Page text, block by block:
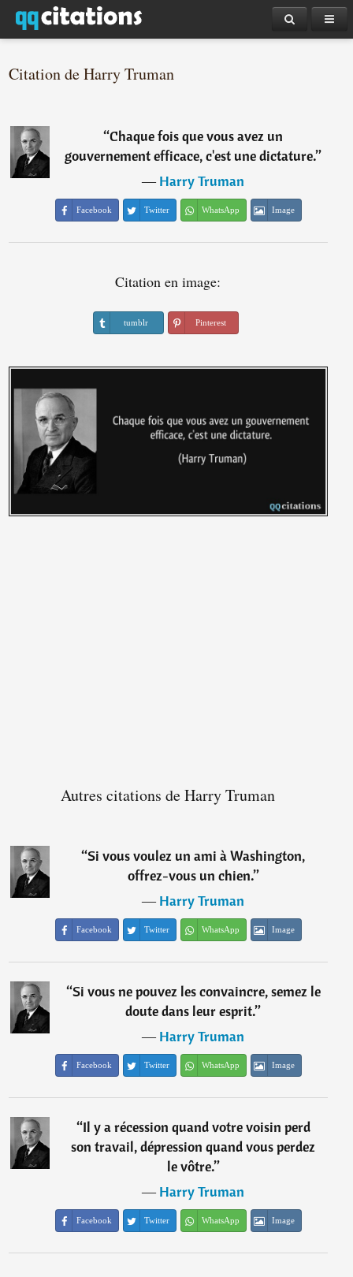
Citation de Harry Truman
“Chaque fois que vous avez un
gouvernement efficace, c'est une dictature.”
―Harry Truman
Facebook Twitter WhatsApp Image
Citation en image:
tumblr Pinterest
Autres citations de Harry Truman
“Si vous voulez un ami à Washington,
offrez-vous un chien.”
―Harry Truman
Facebook Twitter WhatsApp Image
“Si vous ne pouvez les convaincre, semez le
doute dans leur esprit.”
―Harry Truman
Facebook Twitter WhatsApp Image
“Il y a récession quand votre voisin perd
son travail, dépression quand vous perdez
le vôtre.”
―Harry Truman
Facebook Twitter WhatsApp Image